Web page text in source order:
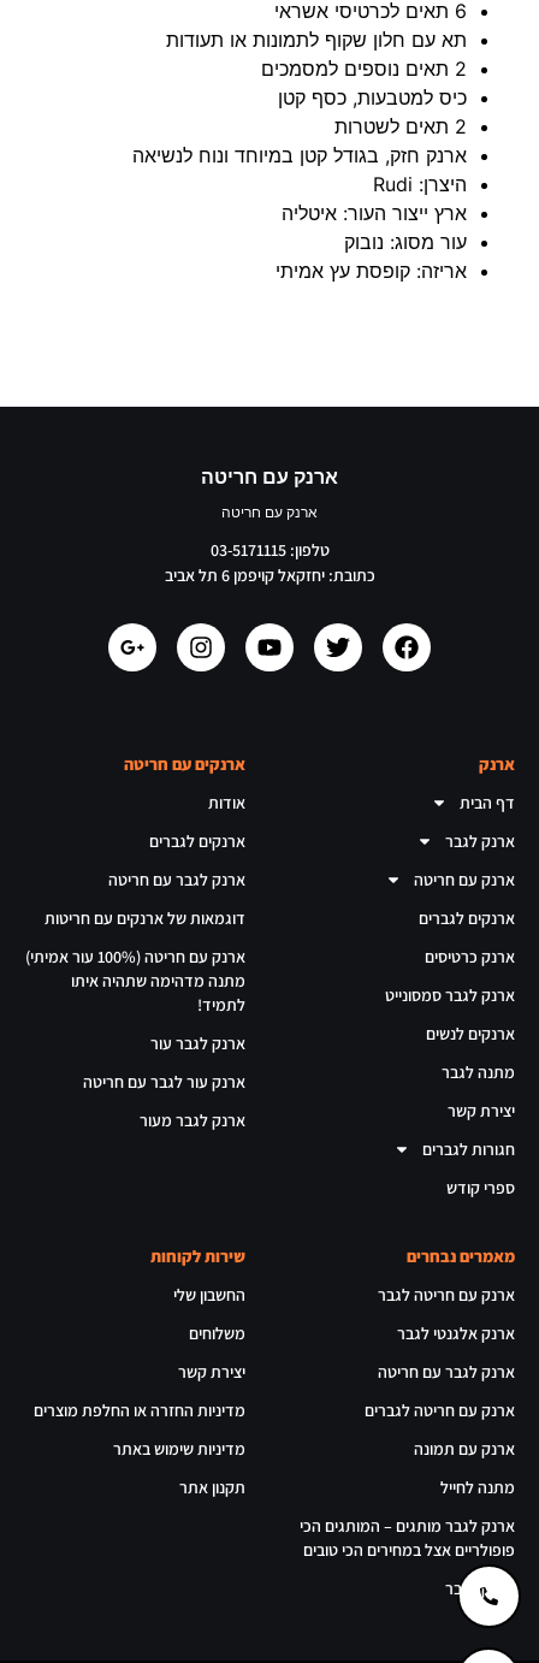
6 תאים לכרטיסי אשראי
תא עם חלון שקוף לתמונות או תעודות
2 תאים נוספים למסמכים
כיס למטבעות, כסף קטן
2 תאים לשטרות
ארנק חזק, בגודל קטן במיוחד ונוח לנשיאה
היצרן: Rudi
ארץ ייצור העור: איטליה
עור מסוג: נובוק
אריזה: קופסת עץ אמיתי
ארנק עם חריטה
ארנק עם חריטה
טלפון: 03-5171115
כתובת: יחזקאל קויפמן 6 תל אביב
ארנק
דף הבית
ארנק לגבר
ארנק עם חריטה
ארנקים לגברים
ארנק כרטיסים
ארנק לגבר סמסונייט
ארנקים לנשים
מתנה לגבר
יצירת קשר
חגורות לגברים
ספרי קודש
ארנקים עם חריטה
אודות
ארנקים לגברים
ארנק לגבר עם חריטה
דוגמאות של ארנקים עם חריטות
ארנק עם חריטה (100% עור אמיתי)
מתנה מדהימה שתהיה איתו
לתמיד!
ארנק לגבר עור
ארנק עור לגבר עם חריטה
ארנק לגבר מעור
מאמרים נבחרים
ארנק עם חריטה לגבר
ארנק אלגנטי לגבר
ארנק לגבר עם חריטה
ארנק עם חריטה לגברים
ארנק עם תמונה
מתנה לחייל
ארנק לגבר מותגים – המותגים הכי
פופולריים אצל במחירים הכי טובים
ארנק לגבר
שירות לקוחות
החשבון שלי
משלוחים
יצירת קשר
מדיניות החזרה או החלפת מוצרים
מדיניות שימוש באתר
תקנון אתר